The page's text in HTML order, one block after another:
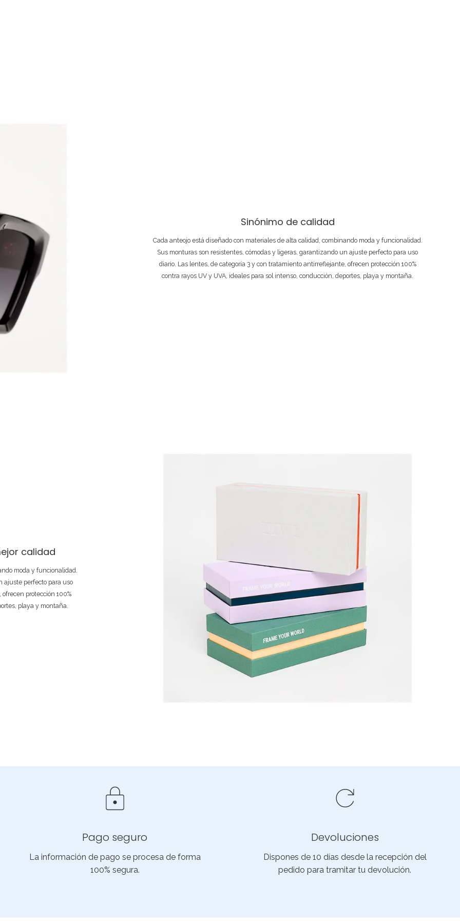
Sinónimo de calidad
Cada anteojo está diseñado con materiales de alta calidad, combinando moda y funcionalidad.
Sus monturas son resistentes, cómodas y ligeras, garantizando un ajuste perfecto para uso
diario. Las lentes, de categoría 3 y con tratamiento antirreflejante, ofrecen protección 100%
contra rayos UV y UVA, ideales para sol intenso, conducción, deportes, playa y montaña.
calidad
moda y funcionalidad.
ajuste perfecto para uso
protección 100%
playa y montaña.
Pago seguro
La información de pago se procesa de forma
100% segura.
Devoluciones
Dispones de 10 días desde la recepción del
pedido para tramitar tu devolución.